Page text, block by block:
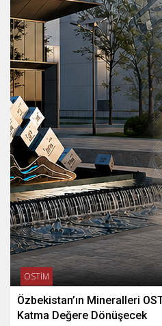
OSTİM
Özbekistan’ın Mineralleri
Katma Değere Dönüşecek